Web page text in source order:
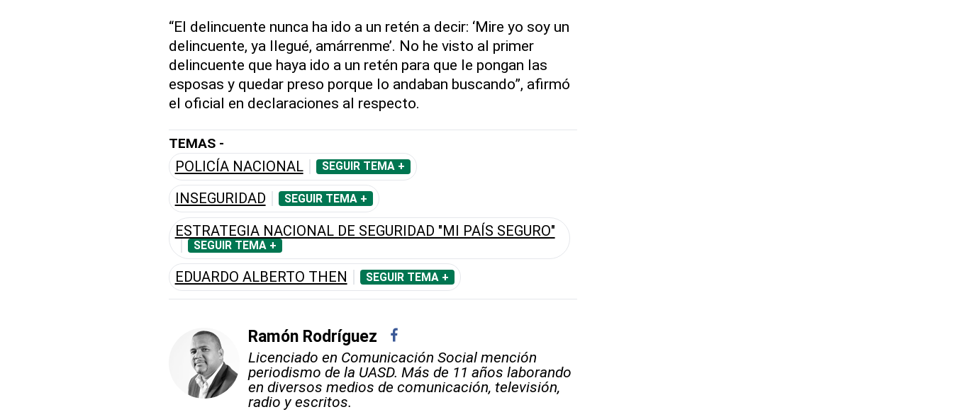
“El delincuente nunca ha ido a un retén a decir: ‘Mire yo soy un
delincuente, ya llegué, amárrenme’. No he visto al primer
delincuente que haya ido a un retén para que le pongan las
esposas y quedar preso porque lo andaban buscando”, afirmó
el oficial en declaraciones al respecto.
TEMAS -
POLICÍA NACIONAL SEGUIR TEMA +
INSEGURIDAD SEGUIR TEMA +
ESTRATEGIA NACIONAL DE SEGURIDAD "MI PAÍS SEGURO"
SEGUIR TEMA +
EDUARDO ALBERTO THEN SEGUIR TEMA +
Ramón Rodríguez
Licenciado en Comunicación Social mención
periodismo de la UASD. Más de 11 años laborando
en diversos medios de comunicación, televisión,
radio y escritos.